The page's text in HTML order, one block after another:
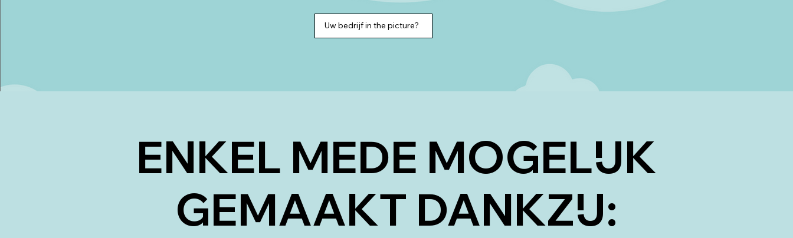
Uw bedrijf in the picture?
ENKEL MEDE MOGELIJK
GEMAAKT DANKZIJ: